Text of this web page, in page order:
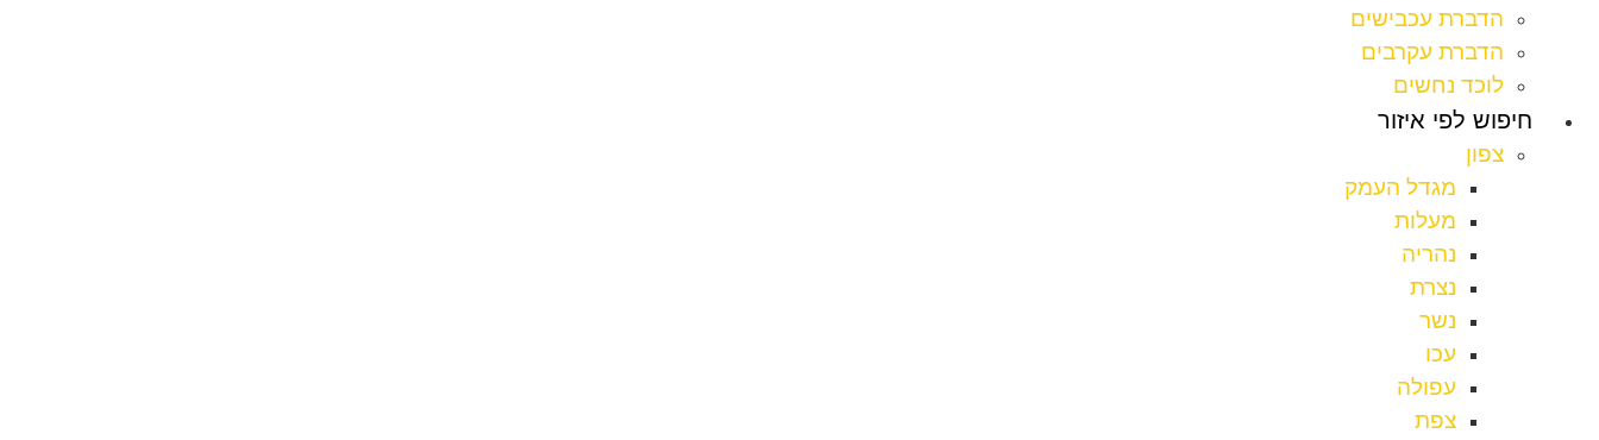
הדברת עכבישים
הדברת עקרבים
לוכד נחשים
חיפוש לפי איזור
צפון
מגדל העמק
מעלות
נהריה
נצרת
נשר
עכו
עפולה
צפת